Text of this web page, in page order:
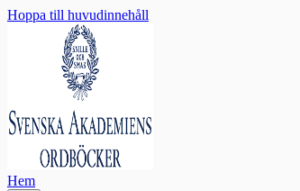
Hoppa till huvudinnehåll
Hem